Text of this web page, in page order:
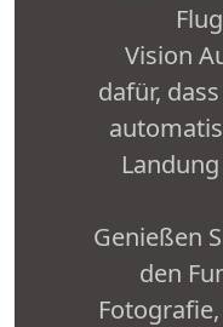
Vision
dafür,
Genießen
den